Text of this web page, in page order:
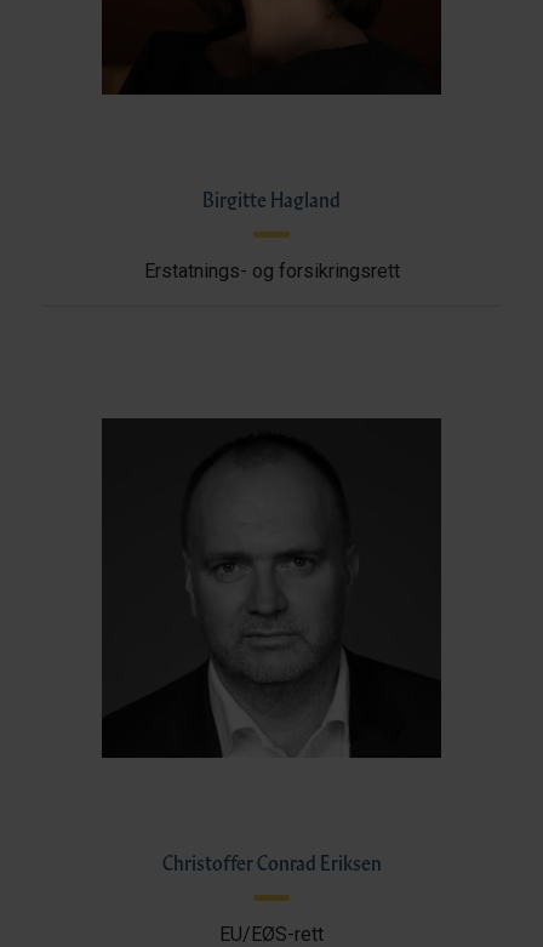
Birgitte Hagland
Erstatnings- og forsikringsrett
Christoffer Conrad Eriksen
EU/EØS-rett